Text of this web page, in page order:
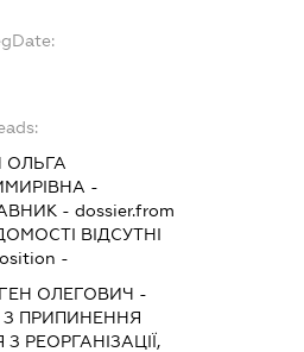
ОЛЬГА
-
- dossier.from
ВІДСУТНІ
-
ОЛЕГОВИЧ -
З ПРИПИНЕННЯ
З РЕОРГАНІЗАЦІЇ,